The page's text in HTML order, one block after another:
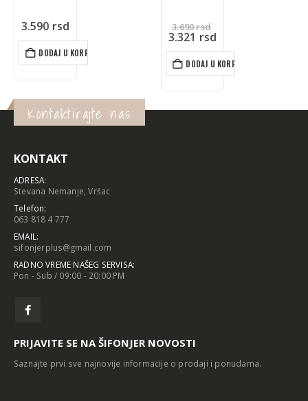
3.690
3.321rsd
DODAJ U KORPU
1.390
DODAJ U KORPU
Kontaktirajte nas
KONTAKT
ADRESA:
Stevana Nemanje, Vršac
Telefon:
063 818 4 777
EMAIL:
sifonjerplus@gmail.com
RADNO VREME NAŠEG SERVISA:
Pon - Sub / 09:00 - 20:00 PM
PRIJAVITE SE NA ŠIFONJER NOVOSTI
Saznajte prvi sve najnovije informacije o prodaji i ponudama.